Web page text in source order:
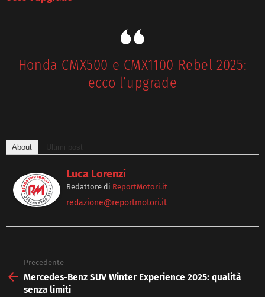
Honda CMX500 e CMX1100 Rebel 2025:
ecco l’upgrade
About Ultimi post
Luca Lorenzi
Redattore di ReportMotori.it
redazione@reportmotori.it
more
Precedente
Mercedes-Benz SUV Winter Experience 2025: qualità
senza limiti